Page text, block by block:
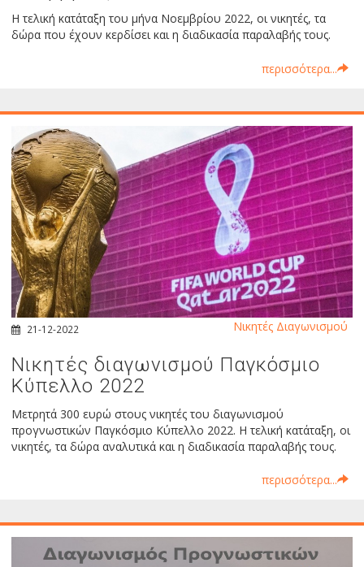
Η τελική κατάταξη του μήνα Νοεμβρίου 2022, οι νικητές, τα
δώρα που έχουν κερδίσει και η διαδικασία παραλαβής τους.
περισσότερα...
21-12-2022
Νικητές διαγωνισμού Παγκόσμιο
Κύπελλο 2022
Μετρητά 300 ευρώ στους νικητές του διαγωνισμού
προγνωστικών Παγκόσμιο Κύπελλο 2022. Η τελική κατάταξη, οι
νικητές, τα δώρα αναλυτικά και η διαδικασία παραλαβής τους.
περισσότερα...
Νικητές Διαγωνισμού